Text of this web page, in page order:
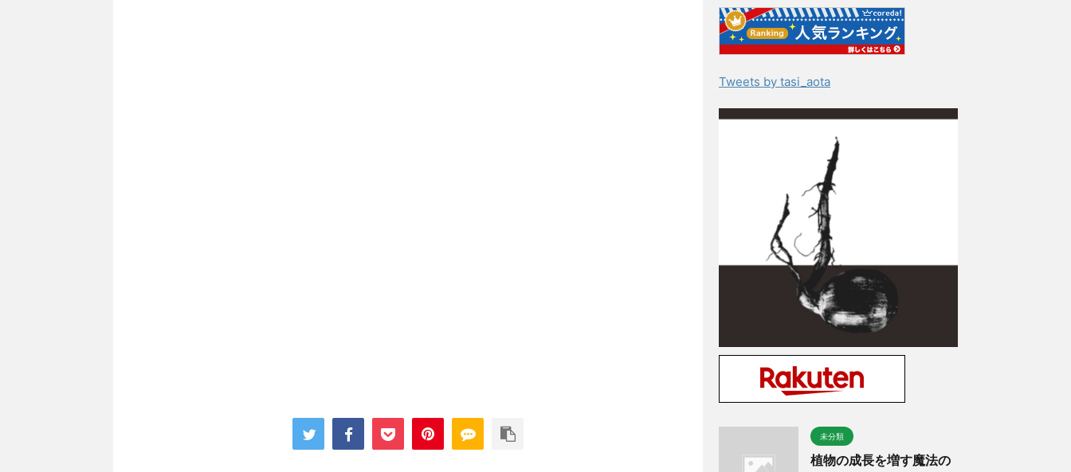
Tweets by tasi_aota
未分類
植物の成長を増す魔法の